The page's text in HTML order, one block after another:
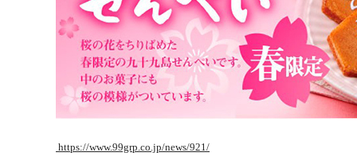
https://www.99grp.co.jp/news/921/